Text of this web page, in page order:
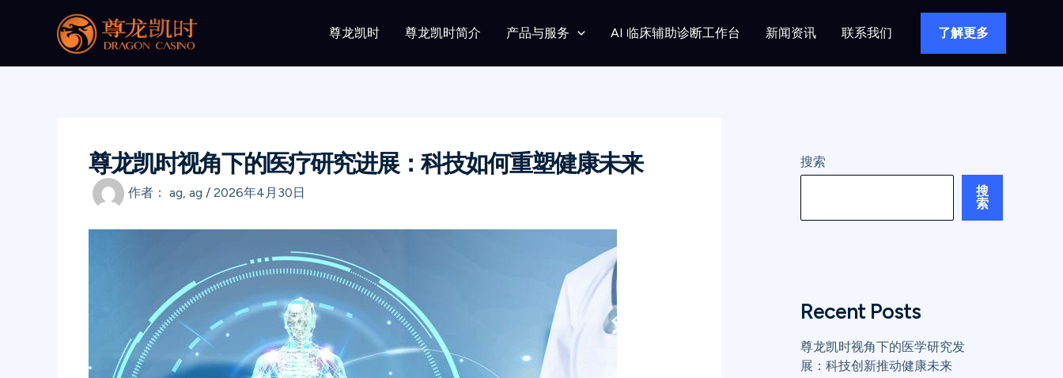
尊龙凯时 尊龙凯时简介 产品与服务 AI 临床辅助诊断工作台 新闻资讯 联系我们 了解更多
尊龙凯时视角下的医疗研究进展：科技如何重塑健康未来
作者： ag, ag / 2026年4月30日
搜索
搜
索
Recent Posts
尊龙凯时视角下的医学研究发
展：科技创新推动健康未来